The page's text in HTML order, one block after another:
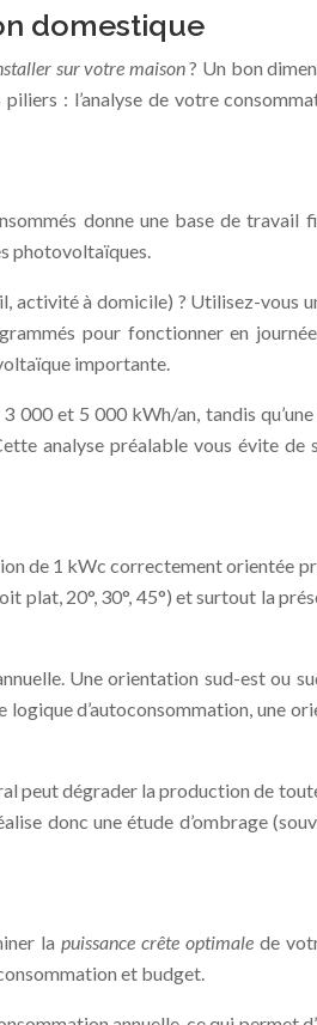
domestique
sur votre maison? Un bon
: l’analyse de votre
donne une base de travail
photovoltaïques.
à domicile) ? Utilisez-vous
pour fonctionner en
importante.
et 5 000 kWh/an, tandis
analyse préalable vous évite de
de 1 kWc correctement orientée
20°, 30°, 45°) et surtout la
Une orientation sud-est ou
d’autoconsommation, une
peut dégrader la production de
donc une étude d’ombrage
la puissance crête optimalede
et budget.